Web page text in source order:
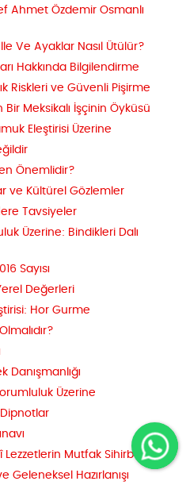
Ahmet Özdemir Osmanlı
Ve Ayaklar Nasıl Ütülür?
Hakkında Bilgilendirme
Riskleri ve Güvenli Pişirme
Meksikalı İşçinin Öyküsü
Eleştirisi Üzerine
Önemlidir?
ve Kültürel Gözlemler
Tavsiyeler
Üzerine: Bindikleri Dalı
Sayısı
Değerleri
Hor Gurme
Danışmanlığı
Üzerine
Lezzetlerin Mutfak Sihirbazı
Geleneksel Hazırlanışı